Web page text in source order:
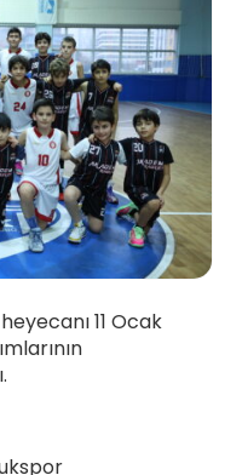
11 Ocak